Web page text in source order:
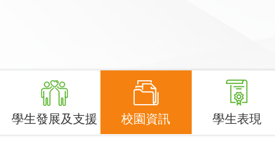
學生發展及支援 校園資訊 學生表現